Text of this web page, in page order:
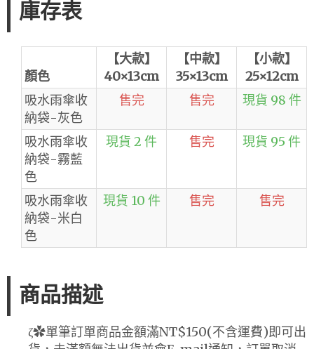
庫存表
顏色
【大款】
40×13cm
【中款】
35×13cm
【小款】
25×12cm
吸水雨傘收
納袋-灰色
售完 售完 現貨 98 件
吸水雨傘收
納袋-霧藍
色
現貨 2 件 售完 現貨 95 件
吸水雨傘收
納袋-米白
色
現貨 10 件 售完 售完
商品描述
ζ✿單筆訂單商品金額滿NT$150(不含運費)即可出